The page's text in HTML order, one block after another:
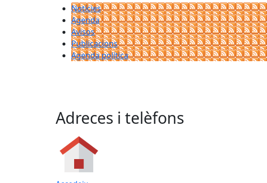
Notícies
Agenda
Avisos
Publicacions
Agenda política
Adreces i telèfons